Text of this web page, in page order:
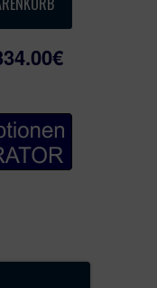
und
Rosetten,
aussen